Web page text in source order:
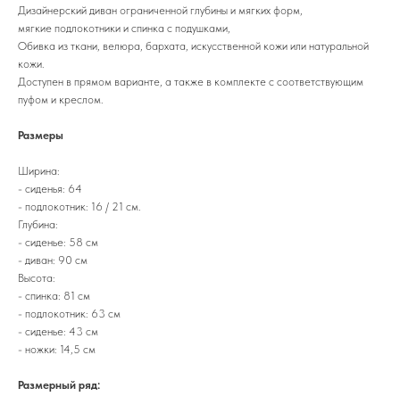
Дизайнерский диван ограниченной глубины и мягких форм,
мягкие подлокотники и спинка с подушками,
Обивка из ткани, велюра, бархата, искусственной кожи или натуральной
кожи.
Доступен в прямом варианте, а также в комплекте с соответствующим
пуфом и креслом.
Размеры
Ширина:
- сиденья: 64
- подлокотник: 16 / 21 см.
Глубина:
- сиденье: 58 см
- диван: 90 см
Высота:
- спинка: 81 см
- подлокотник: 63 см
- сиденье: 43 см
- ножки: 14,5 см
Размерный ряд: